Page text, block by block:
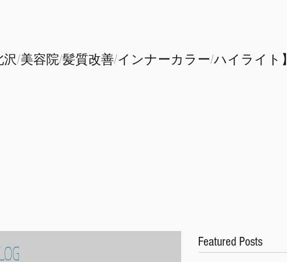
沢/美容院/髪質改善/インナーカラー/​ハイライト】
Featured Posts